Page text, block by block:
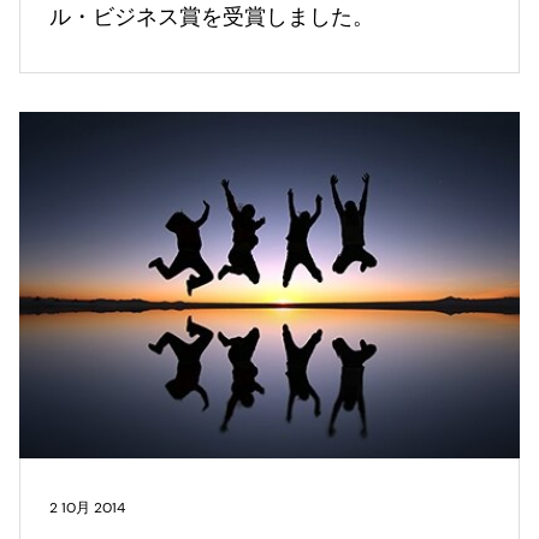
ル・ビジネス賞を受賞しました。
2 10月 2014